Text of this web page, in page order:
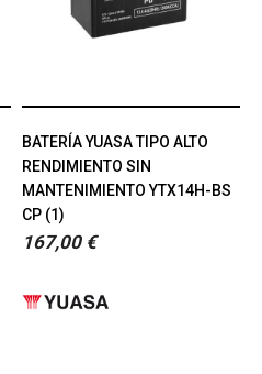
BATERÍA YUASA TIPO ALTO
RENDIMIENTO SIN
MANTENIMIENTO YTX14H-BS
CP (1)
167,00 €